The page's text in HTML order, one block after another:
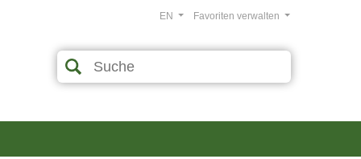
Favoriten verwalten
EN